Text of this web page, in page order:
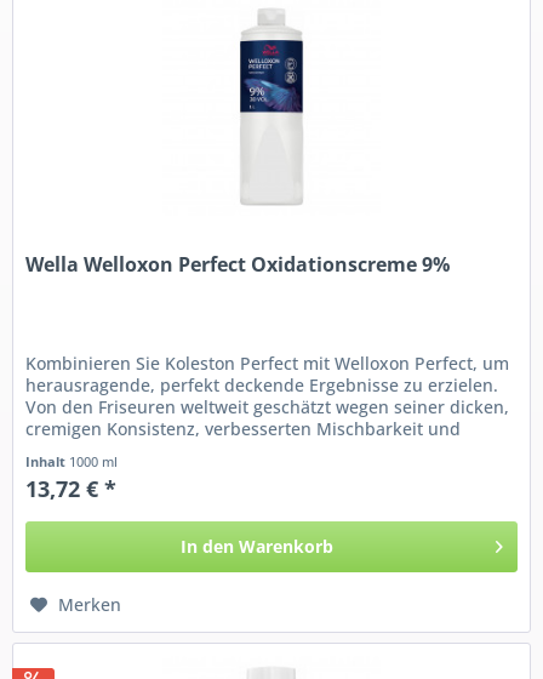
Wella Welloxon Perfect Oxidationscreme 9%
Kombinieren Sie Koleston Perfect mit Welloxon Perfect, um
herausragende, perfekt deckende Ergebnisse zu erzielen.
Von den Friseuren weltweit geschätzt wegen seiner dicken,
cremigen Konsistenz, verbesserten Mischbarkeit und
Inhalt 1000 ml
13,72 € *
In den Warenkorb
Merken